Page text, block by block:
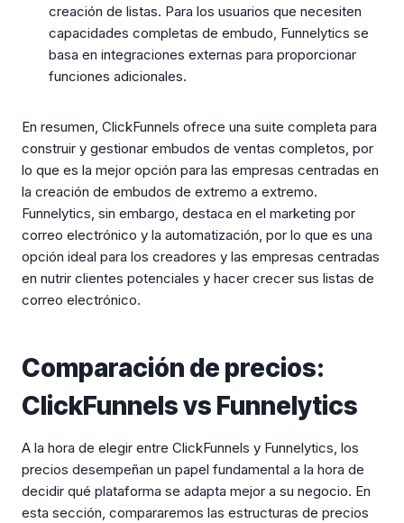
creación de listas. Para los usuarios que necesiten
capacidades completas de embudo, Funnelytics se
basa en integraciones externas para proporcionar
funciones adicionales.
En resumen, ClickFunnels ofrece una suite completa para
construir y gestionar embudos de ventas completos, por
lo que es la mejor opción para las empresas centradas en
la creación de embudos de extremo a extremo.
Funnelytics, sin embargo, destaca en el marketing por
correo electrónico y la automatización, por lo que es una
opción ideal para los creadores y las empresas centradas
en nutrir clientes potenciales y hacer crecer sus listas de
correo electrónico.
Comparación de precios:
ClickFunnels vs Funnelytics
A la hora de elegir entre ClickFunnels y Funnelytics, los
precios desempeñan un papel fundamental a la hora de
decidir qué plataforma se adapta mejor a su negocio. En
esta sección, compararemos las estructuras de precios